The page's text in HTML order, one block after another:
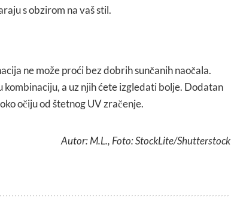
s obzirom na vaš stil.
ne može proći bez dobrih sunčanih naočala.
a uz njih ćete izgledati bolje. Dodatan
očiju od štetnog UV zračenje.
Autor: M.L., Foto: StockLite/Shutterstock